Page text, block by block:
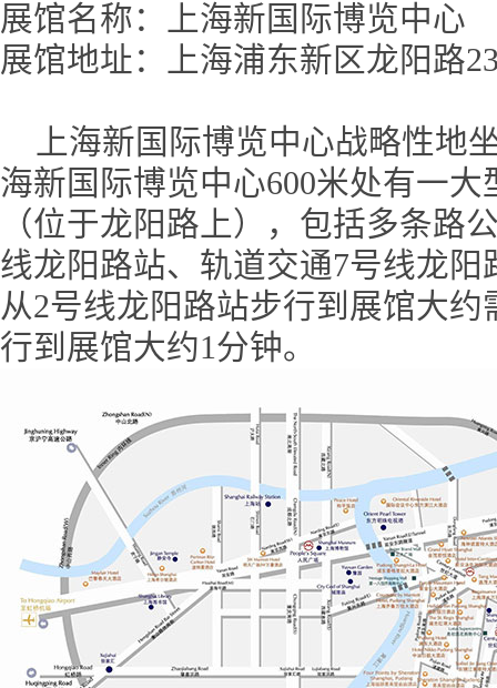
展馆名称：上海新国际博览中心
展馆地址：上海浦东新区龙阳路
上海新国际博览中心战略性地
海新国际博览中心600米处有一
（位于龙阳路上），包括多条路
线龙阳路站、轨道交通7号线龙
从2号线龙阳路站步行到展馆大
行到展馆大约1分钟。